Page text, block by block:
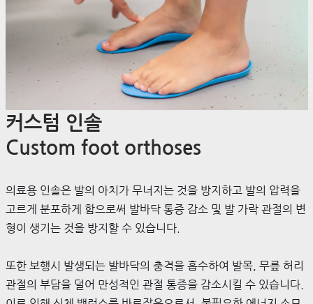
커스텀 인솔
Custom foot orthoses
의료용 인솔은 발의 아치가 무너지는 것을 방지하고 발의 압력을
고르게 분포하게 함으로써 발바닥 통증 감소 및 발 가락 관절의 변
형이 생기는 것을 방지할 수 있습니다.
또한 보행시 발생되는 발바닥의 충격을 흡수하여 발목, 무릎 허리
관절의 부담을 덜어 만성적인 관절 통증을 감소시킬 수 있습니다.